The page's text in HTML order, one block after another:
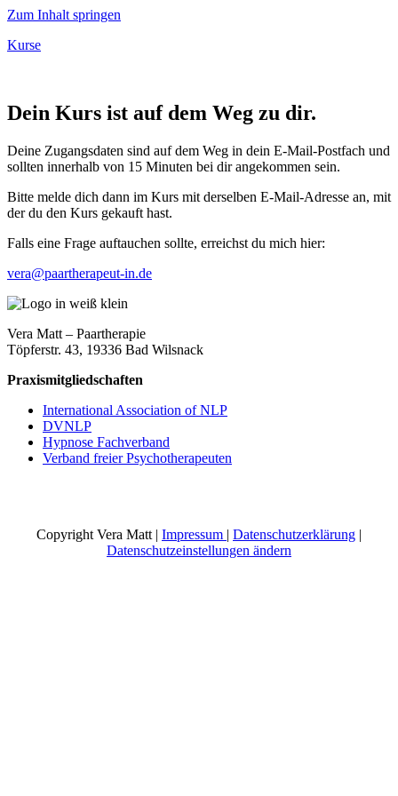
Zum Inhalt springen
Kurse
Dein Kurs ist auf dem Weg zu dir.
Deine Zugangsdaten sind auf dem Weg in dein E-Mail-Postfach und
sollten innerhalb von 15 Minuten bei dir angekommen sein.
Bitte melde dich dann im Kurs mit derselben E-Mail-Adresse an, mit
der du den Kurs gekauft hast.
Falls eine Frage auftauchen sollte, erreichst du mich hier:
vera@paartherapeut-in.de
Vera Matt – Paartherapie
Töpferstr. 43, 19336 Bad Wilsnack
Praxismitgliedschaften
International Association of NLP
DVNLP
Hypnose Fachverband
Verband freier Psychotherapeuten
Copyright Vera Matt | Impressum | Datenschutzerklärung |
Datenschutzeinstellungen ändern